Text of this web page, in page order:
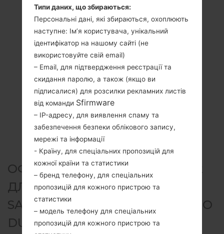
ОФІЦІЙНА ПРОШИВКА #5632
ДЛЯ GT-S5312B -
SAMSUNGGALAXY POCKET NEO
DUOS
Типи даних, що збираються:
Персональні дані, які збираються, охоплюють
наступне: Ім’я користувача, унікальний
ідентифікатор на нашому сайті (не
використовуйте свій email)
– Email, для підтвердження реєстрації та
скидання паролю, а також (якщо ви
підписалися) для розсилки рекламних листів
від команди Sfirmware
– IP-адресу, для виявлення спаму та
забезпечення безпеки облікового запису,
мережі та інформації
- Країну, для спеціальних пропозицій для
кожної країни та статистики
– бренд телефону, для спеціальних
пропозицій для кожного пристрою та
статистики
– модель телефону для спеціальних
пропозицій для кожного пристрою та